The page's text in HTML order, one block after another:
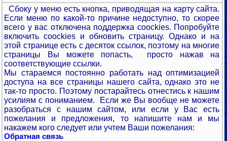
Сбоку у меню есть кнопка, приводящая на карту сайта.
Если меню по какой-то причине недоступно, то скорее
всего у вас отключена поддержка coockies. Попробуйте
включить coockies и обновить страницу. Однако и на
этой странице есть с десяток ссылок, поэтому на многие
страницы Вы можете попасть, просто нажав на
соответствующие ссылки.
Мы стараемся постоянно работать над оптимизацией
доступа на все страницы нашего сайта, однако это не
так-то просто. Поэтому постарайтесь отнестись к нашим
усилиям с пониманием. Если же Вы вообще не можете
разобраться с нашим сайтом, или если у Вас есть
пожелания и предложения, то напишите нам и мы
накажем кого следует или учтем Ваши пожелания:
Обратная связь